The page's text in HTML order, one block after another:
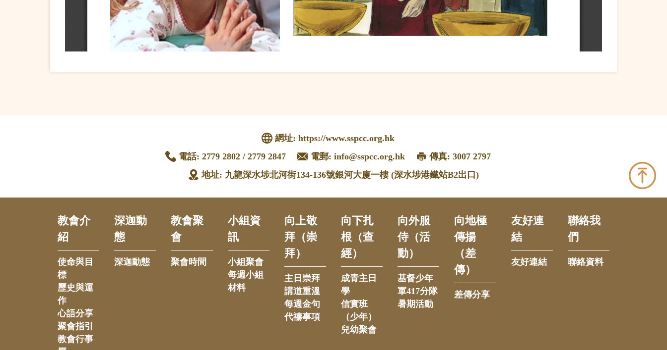
網址:https://www.sspcc.org.hk
電話: 2779 2802 / 2779 2847 電郵: info@sspcc.org.hk
傳真: 3007 2797
地址: 九龍深水埗北河街134-136號銀河大廈一樓 (深水埗港鐵站B2出口)
教會介
紹
使命與目
標
歷史與運
作
心語分享
聚會指引
教會行事
深迦動
態
深迦動態
教會聚
會
聚會時間
小組資
訊
小組聚會
每週小組
材料
向上敬
拜（崇
拜）
主日崇拜
講道重溫
每週金句
代禱事項
向下扎
根（查
經）
成青主日
學
信實班
（少年）
兒幼聚會
向外服
侍（活
動）
基督少年
軍417分隊
暑期活動
向地極
傳揚
（差
傳）
差傳分享
友好連
結
友好連結
聯絡我
們
聯絡資料